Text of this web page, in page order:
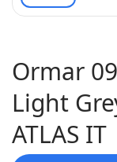
Ormar
Light
ATLAS IT